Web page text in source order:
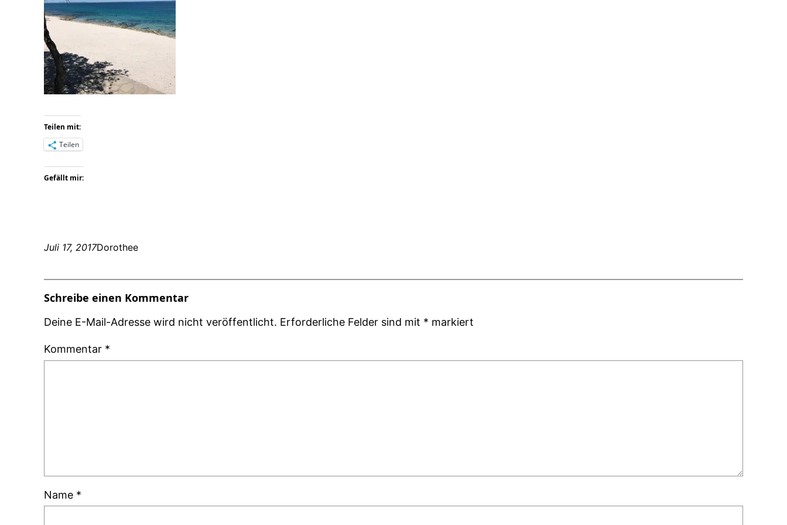
Teilen mit:
Teilen
Gefällt mir:
Juli 17, 2017Dorothee
Schreibe einen Kommentar
Deine E-Mail-Adresse wird nicht veröffentlicht. Erforderliche Felder sind mit * markiert
Kommentar *
Name *